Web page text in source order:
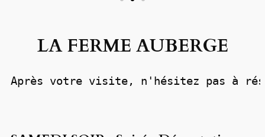
LA FERME AUBERGE
Après votre visite, n'hésitez pas à